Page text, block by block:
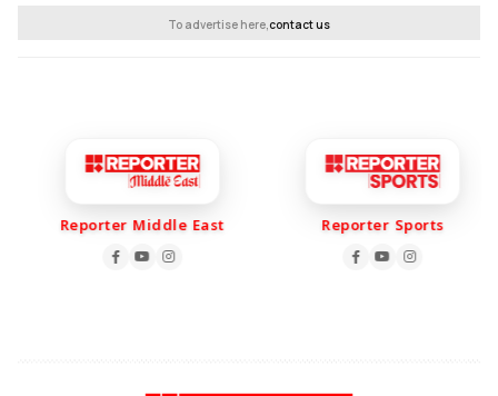
To advertise here,contact us
Reporter Middle East Reporter Sports